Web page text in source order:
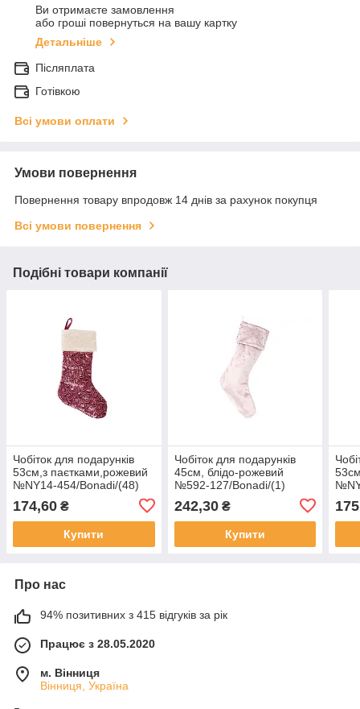
Ви отримаєте замовлення
або гроші повернуться на вашу картку
Детальніше
Післяплата
Готівкою
Всі умови оплати
Умови повернення
Повернення товару впродовж 14 днів за рахунок покупця
Всі умови повернення
Подібні товари компанії
Чобіток для подарунків
53см,з паєтками,рожевий
№NY14-454/Bonadi/(48)
174,60 ₴
Купити
Чобіток для подарунків
45см, блідо-рожевий
№592-127/Bonadi/(1)
242,30₴
Купити
Про нас
94% позитивних з 415 відгуків за рік
Працює з 28.05.2020
м. Вінниця
Вінниця, Україна